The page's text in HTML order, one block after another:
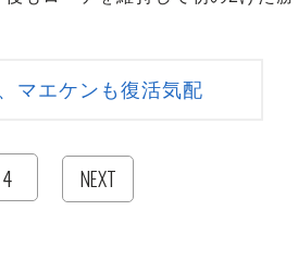
マエケンも復活気配
4 NEXT